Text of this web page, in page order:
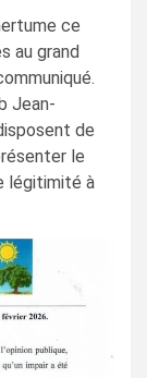
ce
au grand
Jean-
de
le
légitimité à